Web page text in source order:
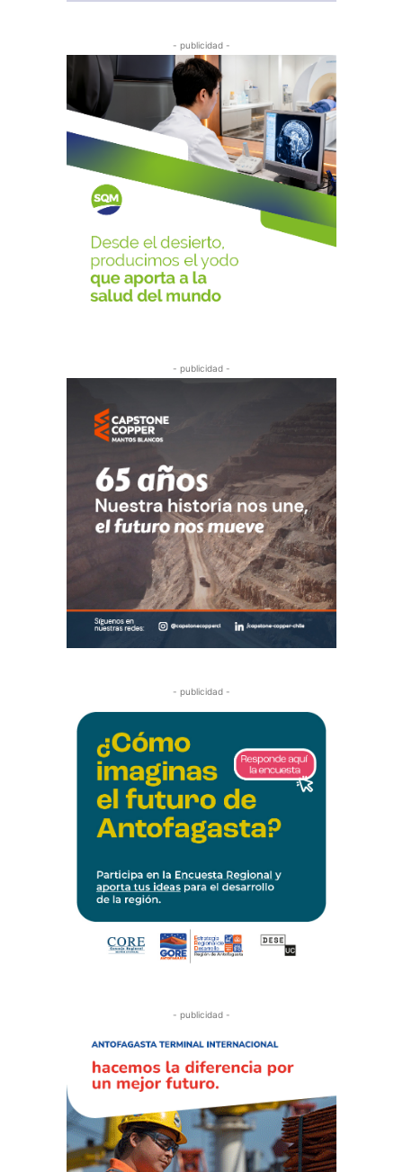
- publicidad -
- publicidad -
- publicidad -
- publicidad -